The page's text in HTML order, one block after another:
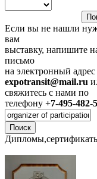
Если вы не нашли
вам
выставку, напишите
письмо
на электронный адрес
expotransit@mail.ru
свяжитесь с нами по
телефону +7-495-482-